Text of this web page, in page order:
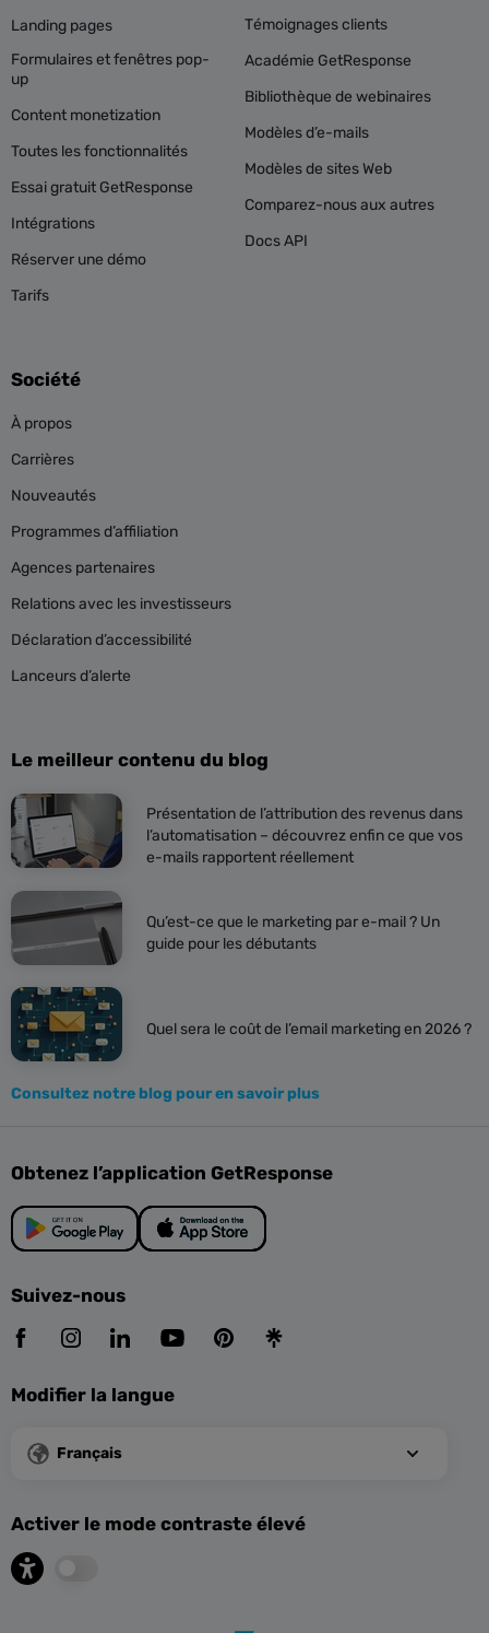
Landing pages
Formulaires et fenêtres pop-
up
Content monetization
Toutes les fonctionnalités
Essai gratuit GetResponse
Intégrations
Réserver une démo
Tarifs
Témoignages clients
Académie GetResponse
Bibliothèque de webinaires
Modèles d’e-mails
Modèles de sites Web
Comparez-nous aux autres
Docs API
Société
À propos
Carrières
Nouveautés
Programmes d’affiliation
Agences partenaires
Relations avec les investisseurs
Déclaration d’accessibilité
Lanceurs d’alerte
Le meilleur contenu du blog
Présentation de l’attribution des revenus dans
l’automatisation – découvrez enfin ce que vos
e-mails rapportent réellement
Qu’est-ce que le marketing par e-mail ? Un
guide pour les débutants
Quel sera le coût de l’email marketing en 2026 ?
Consultez notre blog pour en savoir plus
Obtenez l’application GetResponse
Suivez-nous
Modifier la langue
Français
Activer le mode contraste élevé